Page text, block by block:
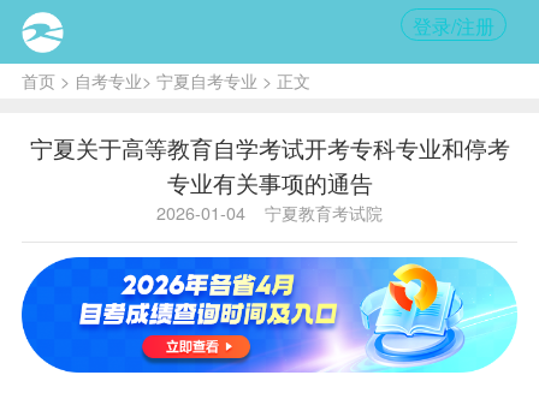
登录/注册
首页> 自考专业> 宁夏自考专业 > 正文
宁夏关于高等教育自学考试开考专科专业和停考
专业有关事项的通告
2026-01-04 宁夏教育考试院